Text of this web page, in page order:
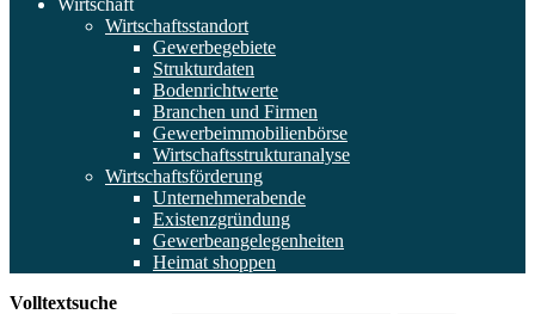
Wirtschaft
Wirtschaftsstandort
Gewerbegebiete
Strukturdaten
Bodenrichtwerte
Branchen und Firmen
Gewerbeimmobilienbörse
Wirtschaftsstrukturanalyse
Wirtschaftsförderung
Unternehmerabende
Existenzgründung
Gewerbeangelegenheiten
Heimat shoppen
Volltextsuche